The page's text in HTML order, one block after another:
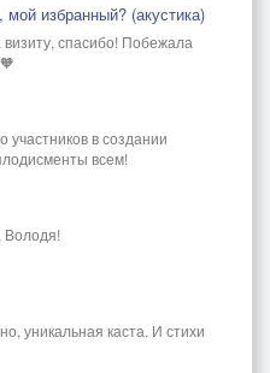
избранный? (акустика)
визиту, спасибо! Побежала
участников в создании
всем!
Володя!
уникальная каста. И стихи